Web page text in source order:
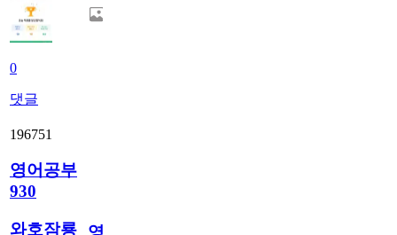
0
댓글
196751
영어공부
930
와호잠룡